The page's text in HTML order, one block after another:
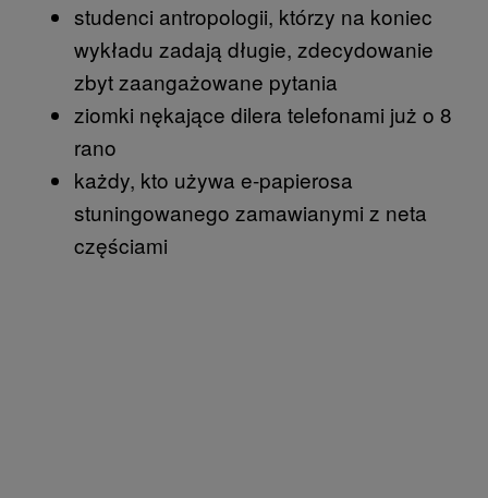
studenci antropologii, którzy na koniec
wykładu zadają długie, zdecydowanie
zbyt zaangażowane pytania
ziomki nękające dilera telefonami już o 8
rano
każdy, kto używa e-papierosa
stuningowanego zamawianymi z neta
częściami